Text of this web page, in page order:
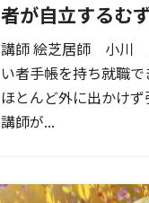
者が自立するむ
講師 絵芝居師 小川
い者手帳を持ち就職
ほとんど外に出かけ
講師が...